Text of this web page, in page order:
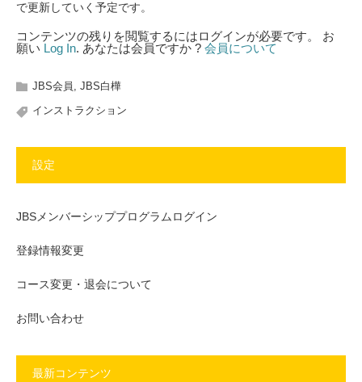
で更新していく予定です。
コンテンツの残りを閲覧するにはログインが必要です。 お
願い Log In. あなたは会員ですか ? 会員について
JBS会員 , JBS白樺
インストラクション
設定
JBSメンバーシッププログラムログイン
登録情報変更
コース変更・退会について
お問い合わせ
最新コンテンツ